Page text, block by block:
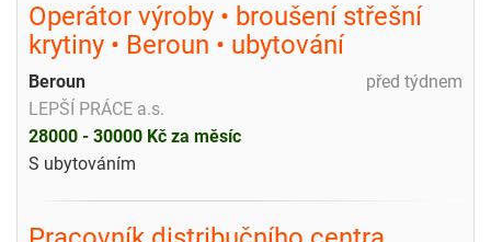
Operátor výroby • broušení střešní
krytiny • Beroun • ubytování
před týdnem
Beroun
LEPŠÍ PRÁCE a.s.
28000 - 30000 Kč za měsíc
S ubytováním